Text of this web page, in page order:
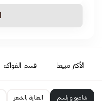
الأكثر مبيعا قسم الفواكه
شامبو و بلسم العناية بالشعر